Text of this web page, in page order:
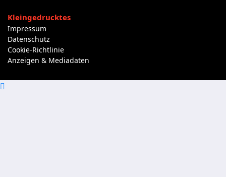
Kleingedrucktes
Impressum
Datenschutz
Cookie-Richtlinie
Anzeigen & Mediadaten